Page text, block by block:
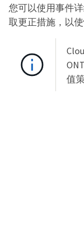
您可以使用事件
取更正措施，以使
值